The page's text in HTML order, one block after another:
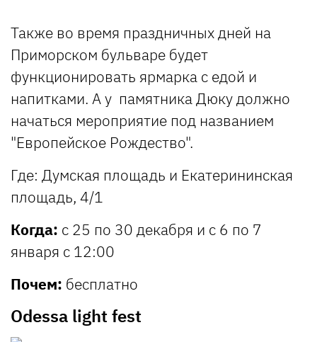
Также во время праздничных дней на
Приморском бульваре будет
функционировать ярмарка с едой и
напитками. А у памятника Дюку должно
начаться мероприятие под названием
"Европейское Рождество".
Где: Думская площадь и Екатерининская
площадь, 4/1
Когда: с 25 по 30 декабря и с 6 по 7
января с 12:00
Почем: бесплатно
Odessa light fest